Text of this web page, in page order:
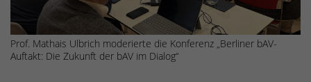
Prof. Mathais Ulbrich moderierte die Konferenz „Berliner bAV-
Auftakt: Die Zukunft der bAV im Dialog“